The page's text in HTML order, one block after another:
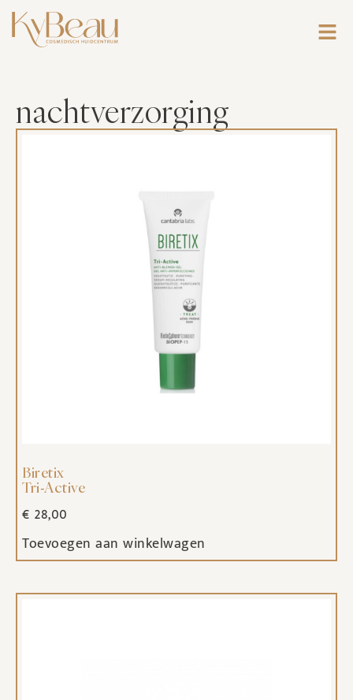
nachtverzorging
Biretix
Tri-Active
€ 28,00
Toevoegen aan winkelwagen